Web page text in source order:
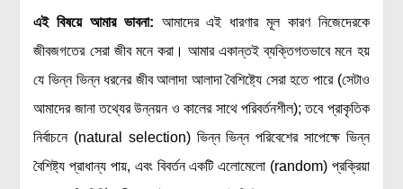
এই বিষয়ে আমার ভাবনা: আমাদের এই ধারণার মূল কারণ নিজেদেরকে
জীবজগতের সেরা জীব মনে করা। আমার একান্তই ব্যক্তিগতভাবে মনে হয়
যে ভিন্ন ভিন্ন ধরনের জীব আলাদা আলাদা বৈশিষ্ট্যে সেরা হতে পারে (সেটাও
আমাদের জানা তথ্যের উন্নয়ন ও কালের সাথে পরিবর্তনশীল); তবে প্রাকৃতিক
নির্বাচনে (natural selection) ভিন্ন ভিন্ন পরিবেশের সাপেক্ষে ভিন্ন
বৈশিষ্ট্য প্রাধান্য পায়, এবং বিবর্তন একটি এলোমেলো (random) প্রক্রিয়া